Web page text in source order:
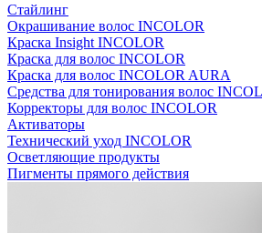
Стайлинг
Окрашивание волос INCOLOR
Краска Insight INCOLOR
Краска для волос INCOLOR
Краска для волос INCOLOR AURA
Средства для тонирования волос
Корректоры для волос INCOLOR
Активаторы
Технический уход INCOLOR
Осветляющие продукты
Пигменты прямого действия